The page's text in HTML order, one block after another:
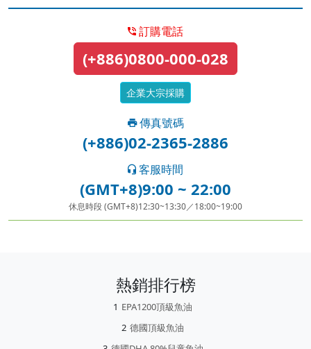
訂購電話
(+886)0800-000-028
企業大宗採購
傳真號碼
(+886)02-2365-2886
客服時間
(GMT+8)9:00 ~ 22:00
休息時段 (GMT+8)12:30~13:30／18:00~19:00
熱銷排行榜
EPA1200頂級魚油
德國頂級魚油